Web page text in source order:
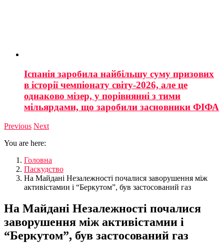
Іспанія заробила найбільшу суму призових
в історії чемпіонату світу-2026, але це
однаково мізер, у порівнянні з тими
мільярдами, що заробили засновники ФІФА
Previous Next
You are here:
Головна
Паскудство
На Майдані Незалежності почалися заворушення між
активістамии і “Беркутом”, був застосований газ
На Майдані Незалежності почалися
заворушення між активістамии і
“Беркутом”, був застосований газ